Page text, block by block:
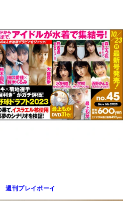
週刊プレイボーイ